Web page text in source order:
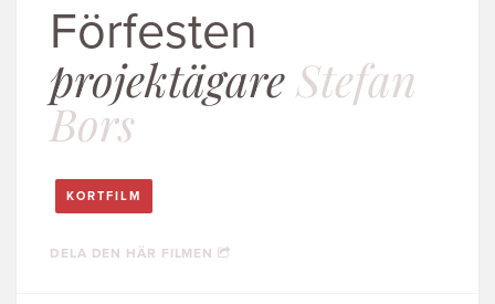
Förfesten
projektägareStefan
Bors
KORTFILM
DELA DEN HÄR FILMEN